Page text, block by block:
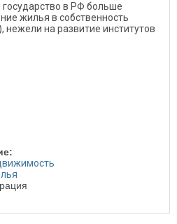
государство в РФ больше
жилья в собственность
нежели на развитие институтов